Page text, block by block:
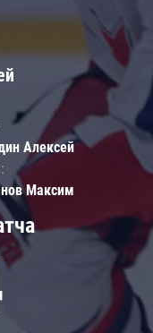
Алексей
Максим